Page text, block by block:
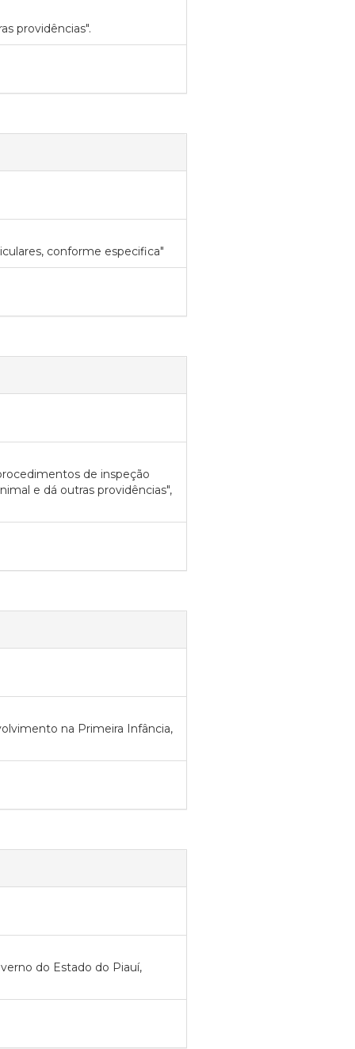
providências".
conforme especifica"
de inspeção
e dá outras providências",
na Primeira Infância,
do Estado do Piauí,